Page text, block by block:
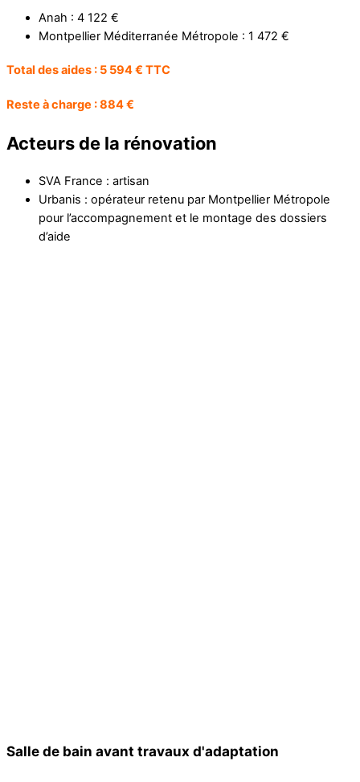
Anah : 4 122 €
Montpellier Méditerranée Métropole : 1 472 €
Total des aides : 5 594 € TTC
Reste à charge : 884 €
Acteurs de la rénovation
SVA France : artisan
Urbanis : opérateur retenu par Montpellier Métropole
pour l’accompagnement et le montage des dossiers
d’aide
Salle de bain avant travaux d'adaptation